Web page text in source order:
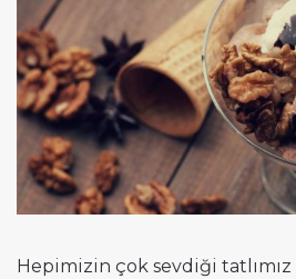
Hepimizin çok sevdiği